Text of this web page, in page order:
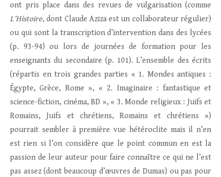
ont pris place dans des revues de vulgarisation (comme
L’Histoire, dont Claude Aziza est un collaborateur régulier)
ou qui sont la transcription d’intervention dans des lycées
(p. 93-94) ou lors de journées de formation pour les
enseignants du secondaire (p. 101). L’ensemble des écrits
(répartis en trois grandes parties « 1. Mondes antiques :
Égypte, Grèce, Rome », « 2. Imaginaire : fantastique et
science-fiction, cinéma, BD », « 3. Monde religieux : Juifs et
Romains, Juifs et chrétiens, Romains et chrétiens »)
pourrait sembler à première vue hétéroclite mais il n’en
est rien si l’on considère que le point commun en est la
passion de leur auteur pour faire connaître ce qui ne l’est
pas assez (dont beaucoup d’œuvres de Dumas) ou pas pour